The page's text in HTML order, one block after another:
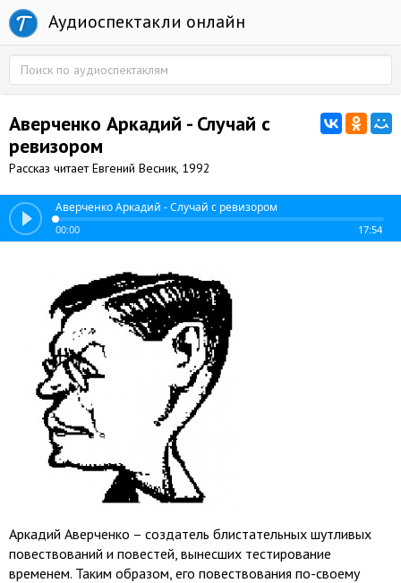
Аудиоспектакли онлайн
Аверченко Аркадий - Случай с
ревизором
Рассказ читает Евгений Весник, 1992
Аверченко Аркадий - Случай с ревизором
00:00 17:54
Аркадий Аверченко – создатель блистательных шутливых
повествований и повестей, вынесших тестирование
временем. Таким образом, его повествования по-своему